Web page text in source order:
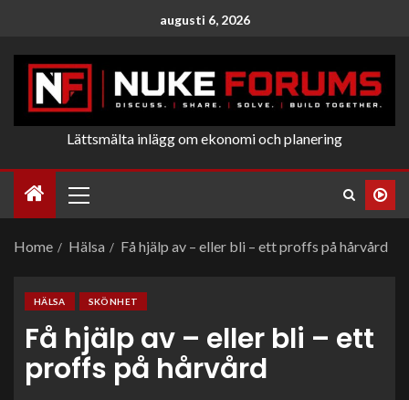
augusti 6, 2026
Lättsmälta inlägg om ekonomi och planering
Home Hälsa Få hjälp av – eller bli – ett proffs på hårvård
HÄLSA SKÖNHET
Få hjälp av – eller bli – ett
proffs på hårvård